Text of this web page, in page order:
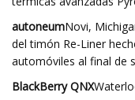
autoneumNovi,
del timón Re-Liner
automóviles al final de
BlackBerry QNX